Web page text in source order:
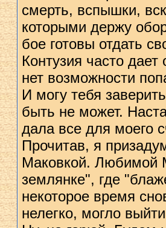
смерть, вспышки,
которыми держу
бое готовы отдать
Контузия часто
нет возможности
И могу тебя
быть не может.
дала все для моего
Прочитав, я
Маковкой. Любимой
землянке", где
некоторое время
нелегко, могло